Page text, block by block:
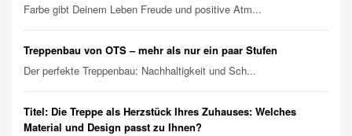
Farbe gibt Deinem Leben Freude und positive Atm...
Treppenbau von OTS – mehr als nur ein paar Stufen
Der perfekte Treppenbau: Nachhaltigkeit und Sch...
Titel: Die Treppe als Herzstück Ihres Zuhauses: Welches
Material und Design passt zu Ihnen?